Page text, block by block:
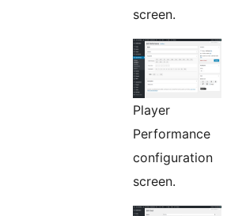
screen.
Player
Performance
configuration
screen.